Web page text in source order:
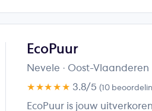
EcoPuur
Nevele · Oost-Vlaanderen
★★★★★ 3.8/5(10
EcoPuur is jouw